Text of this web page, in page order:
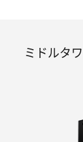
ミドルタ